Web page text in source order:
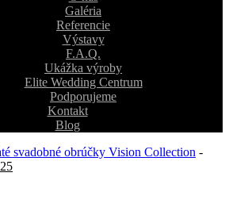
Galéria
Referencie
Výstavy
F.A.Q.
Ukážka výroby
Elite Wedding Centrum
Podporujeme
Kontakt
Blog
svadobné obrúčky Vision Collection -